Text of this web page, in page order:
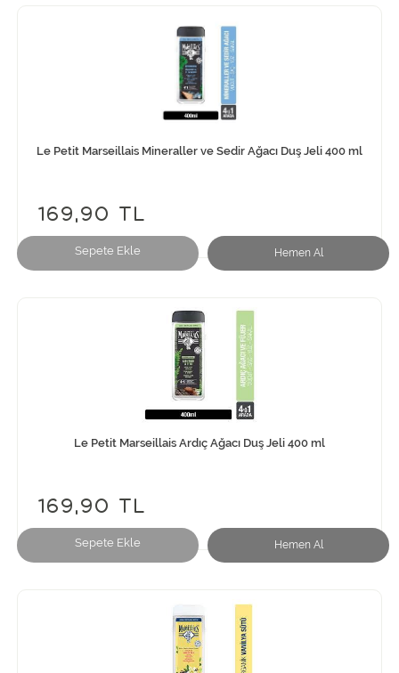
Sepete Ekle Hemen Al
Le Petit Marseillais Mineraller ve Sedir Ağacı Duş Jeli 400 ml
169,90 TL
Sepete Ekle Hemen Al
Le Petit Marseillais Ardıç Ağacı Duş Jeli 400 ml
169,90 TL